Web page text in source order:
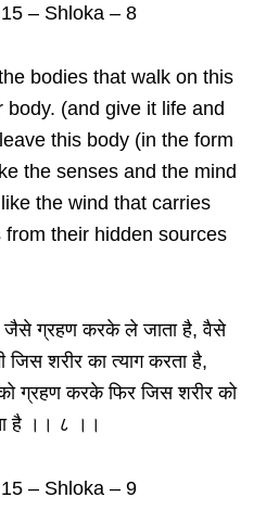
– Shloka – 8
bodies that walk on this
(and give it life and
this body (in the form
the senses and the mind
the wind that carries
their hidden sources
जैसे ग्रहण करके ले जाता है, वैसे
जिस शरीर का त्याग करता है,
ग्रहण करके फिर जिस शरीर को
है ।। ८ ।।
– Shloka – 9